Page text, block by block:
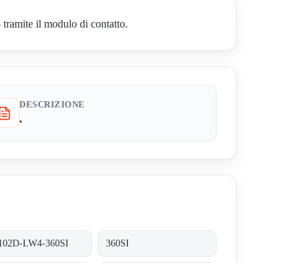
il modulo di contatto.
DESCRIZIONE
.
LW4-360SI 360SI